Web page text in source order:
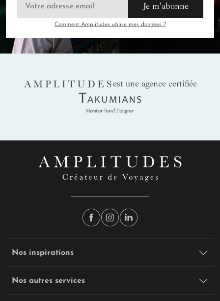
Je m'abonne
Comment Amplitudes utilise mes données ?
AMPLITUDES
est une agence certifiée
Takumians
Nos inspirations
Nos autres services